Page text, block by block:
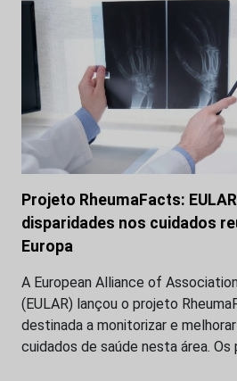
Projeto RheumaFacts:
disparidades nos cuidados
Europa
A European Alliance of
(EULAR) lançou o projeto
destinada a monitorizar e
cuidados de saúde nesta área.